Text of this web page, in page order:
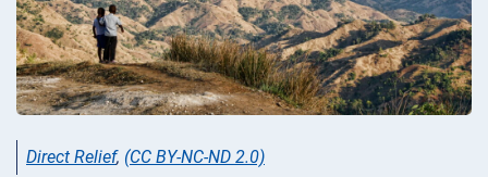
Direct Relief, (CC BY-NC-ND 2.0)